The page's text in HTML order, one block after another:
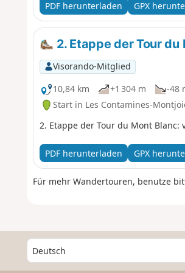
PDF herunterladen GPX
2. Etappe der Tour du
Visorando-Mitglied
10,84 km
+1 304 m -48
Start in Les Contamines-
2. Etappe der Tour du Mont Blanc:
PDF herunterladen GPX
Für mehr Wandertouren, benutze
W
ä
h